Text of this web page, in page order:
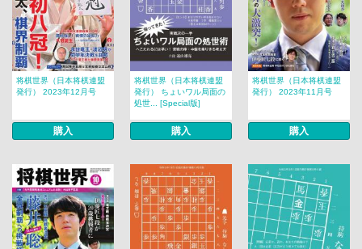
将棋世界（日本将棋連盟
発行） 2023年12月号
購入
将棋世界（日本将棋連盟
発行） ちょいワル局面の
処世... [Special版]
購入
将棋世界（日本将棋連盟
発行） 2023年11月号
購入